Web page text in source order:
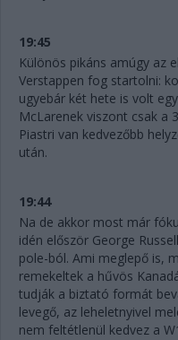
19:45
Különös pikáns amúgy az
Verstappen fog startolni:
ugyebár két hete is volt
McLarenek viszont csak a
Piastri van kedvezőbb
után.
19:44
Na de akkor most már
idén először George
pole-ból. Ami meglepő is,
remekeltek a hűvös
tudják a biztató formát
levegő, az leheletnyivel
nem feltétlenül kedvez a